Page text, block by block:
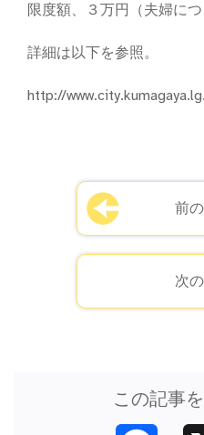
限度額、３万円（夫婦につ
詳細は以下を参照。
http://
前
次
この記事